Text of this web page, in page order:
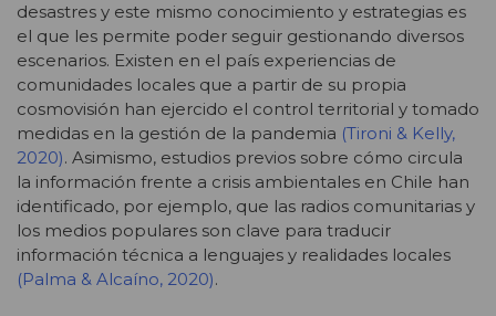
desastres y este mismo conocimiento y estrategias es
el que les permite poder seguir gestionando diversos
escenarios. Existen en el país experiencias de
comunidades locales que a partir de su propia
cosmovisión han ejercido el control territorial y tomado
medidas en la gestión de la pandemia (Tironi & Kelly,
2020). Asimismo, estudios previos sobre cómo circula
la información frente a crisis ambientales en Chile han
identificado, por ejemplo, que las radios comunitarias y
los medios populares son clave para traducir
información técnica a lenguajes y realidades locales
(Palma & Alcaíno, 2020).